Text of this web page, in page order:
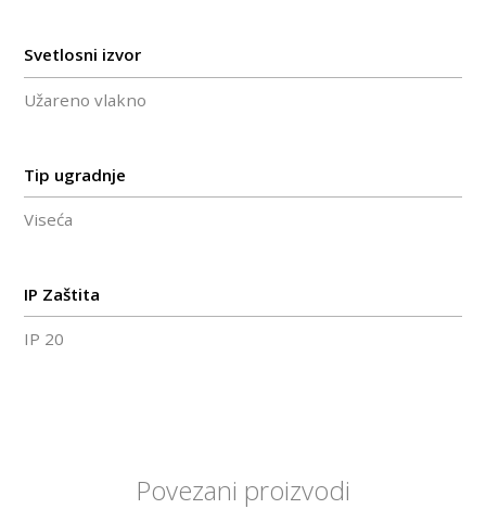
Svetlosni izvor
Užareno vlakno
Tip ugradnje
Viseća
IP Zaštita
IP 20
Povezani proizvodi